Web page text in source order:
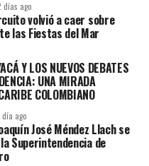
días ago
volvió a caer sobre
las Fiestas del Mar
Y LOS NUEVOS DEBATES
UNA MIRADA
COLOMBIANO
día ago
José Méndez Llach se
Superintendencia de